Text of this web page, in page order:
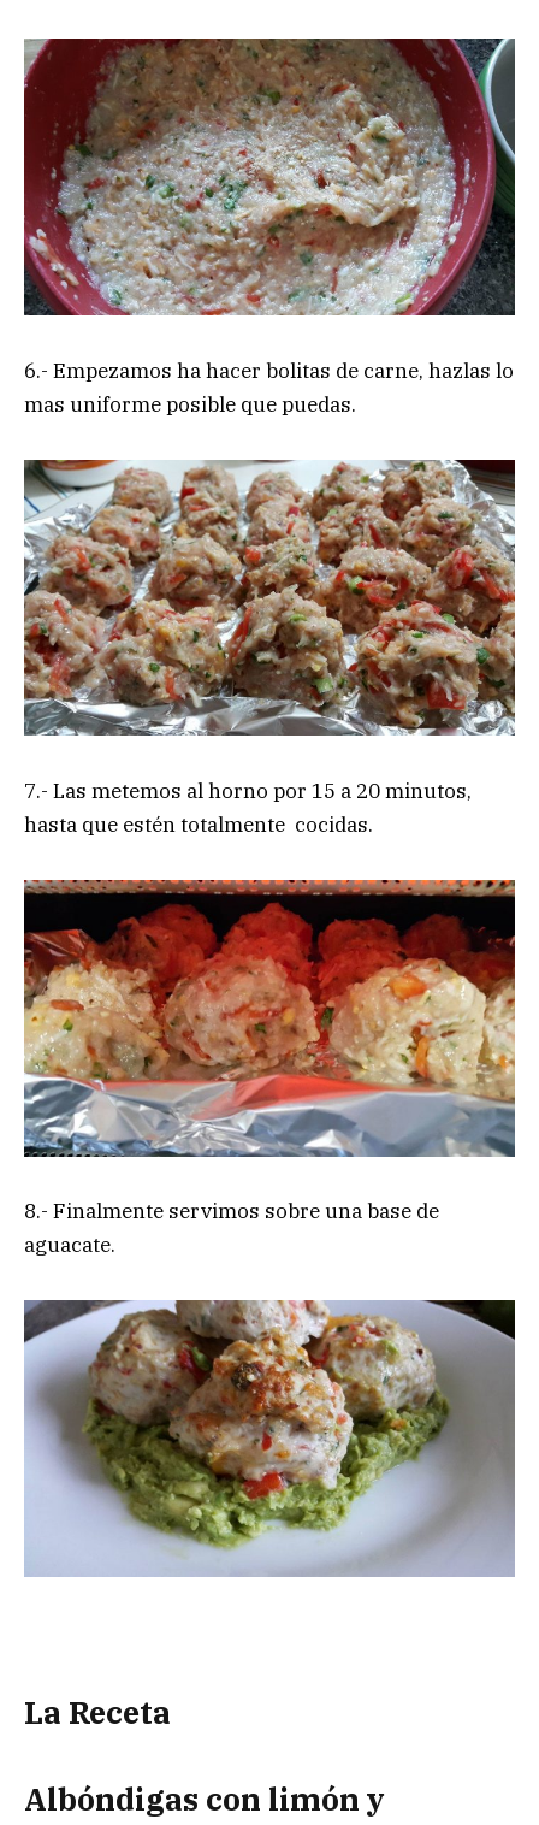
6.- Empezamos ha hacer bolitas de carne, hazlas lo
mas uniforme posible que puedas.
7.- Las metemos al horno por 15 a 20 minutos,
hasta que estén totalmente cocidas.
8.- Finalmente servimos sobre una base de
aguacate.
La Receta
Albóndigas con limón y